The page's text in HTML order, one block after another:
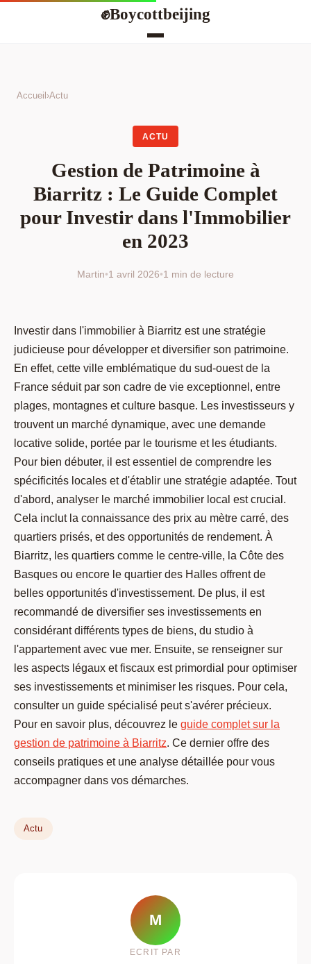
✊Boycottbeijing
Accueil ›Actu
ACTU
Gestion de Patrimoine à
Biarritz : Le Guide Complet
pour Investir dans l'Immobilier
en 2023
Martin•1 avril 2026•1 min de lecture
Investir dans l'immobilier à Biarritz est une stratégie
judicieuse pour développer et diversifier son patrimoine.
En effet, cette ville emblématique du sud-ouest de la
France séduit par son cadre de vie exceptionnel, entre
plages, montagnes et culture basque. Les investisseurs y
trouvent un marché dynamique, avec une demande
locative solide, portée par le tourisme et les étudiants.
Pour bien débuter, il est essentiel de comprendre les
spécificités locales et d'établir une stratégie adaptée. Tout
d'abord, analyser le marché immobilier local est crucial.
Cela inclut la connaissance des prix au mètre carré, des
quartiers prisés, et des opportunités de rendement. À
Biarritz, les quartiers comme le centre-ville, la Côte des
Basques ou encore le quartier des Halles offrent de
belles opportunités d'investissement. De plus, il est
recommandé de diversifier ses investissements en
considérant différents types de biens, du studio à
l'appartement avec vue mer. Ensuite, se renseigner sur
les aspects légaux et fiscaux est primordial pour optimiser
ses investissements et minimiser les risques. Pour cela,
consulter un guide spécialisé peut s'avérer précieux.
Pour en savoir plus, découvrez le guide complet sur la
gestion de patrimoine à Biarritz. Ce dernier offre des
conseils pratiques et une analyse détaillée pour vous
accompagner dans vos démarches.
Actu
M
ECRIT PAR